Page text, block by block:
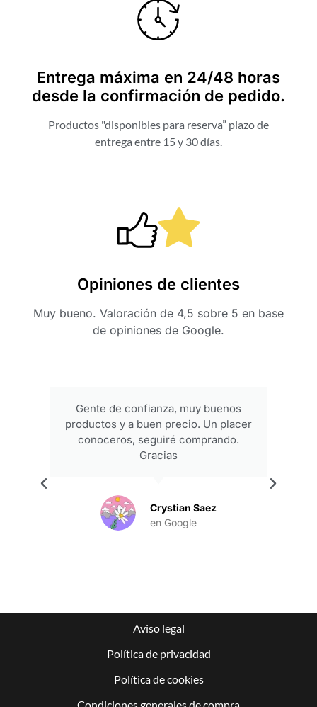
Entrega máxima en 24/48 horas
desde la confirmación de pedido.
Productos "disponibles para reserva” plazo de
entrega entre 15 y 30 días.
Opiniones de clientes
Muy bueno. Valoración de 4,5 sobre 5 en base
de opiniones de Google.
Gente de confianza, muy buenos
productos y a buen precio. Un placer
conoceros, seguiré comprando.
Gracias
Crystian Saez
en Google
Aviso legal
Política de privacidad
Política de cookies